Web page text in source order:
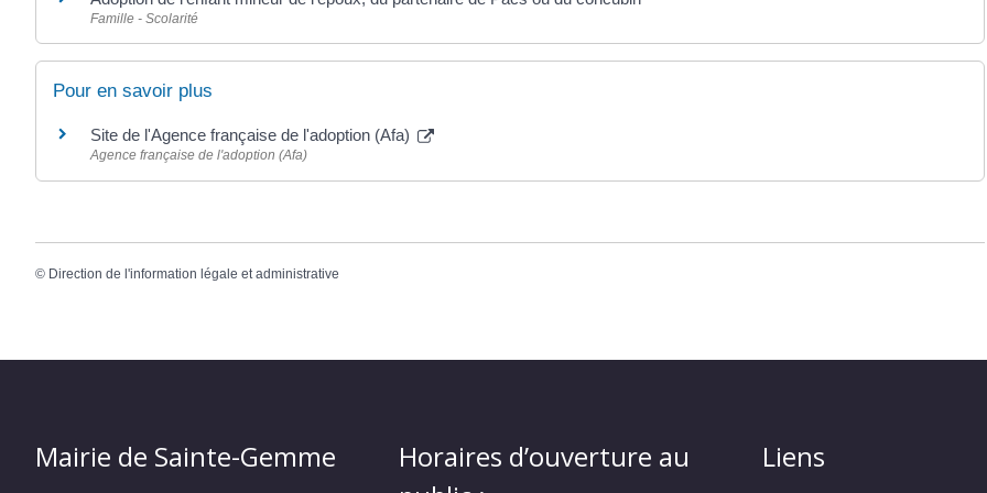
Famille - Scolarité
Pour en savoir plus
Site de l'Agence française de l'adoption (Afa)
Agence française de l'adoption (Afa)
© Direction de l'information légale et administrative
Mairie de Sainte-Gemme
Horaires d’ouverture au
Liens